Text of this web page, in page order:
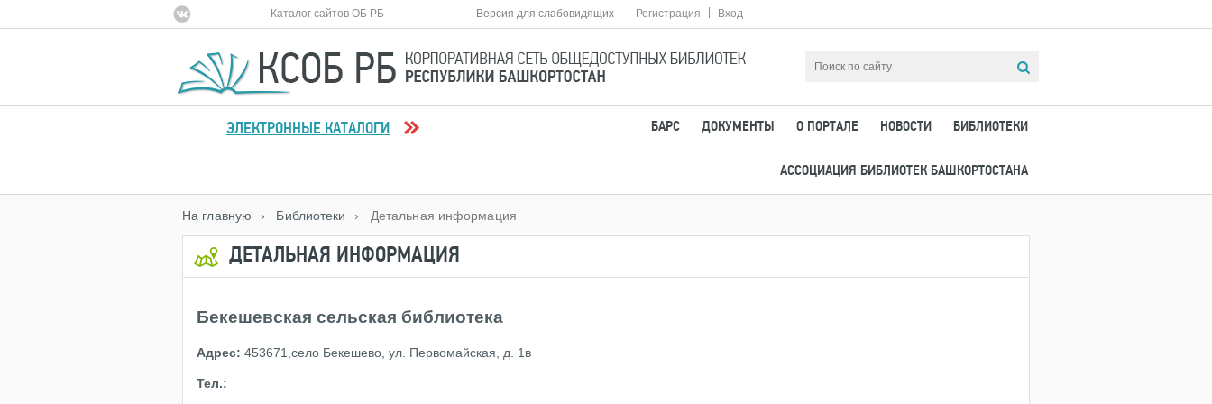
Каталог сайтов ОБ РБ Версия для слабовидящих Вход
Регистрация
ЭЛЕКТРОННЫЕ КАТАЛОГИ БИБЛИОТЕКИ
НОВОСТИ
О ПОРТАЛЕ
ДОКУМЕНТЫ
БАРС
АССОЦИАЦИЯ БИБЛИОТЕК БАШКОРТОСТАНА
На главную › Библиотеки › Детальная информация
ДЕТАЛЬНАЯ ИНФОРМАЦИЯ
Бекешевская сельская библиотека
Адрес: 453671,село Бекешево, ул. Первомайская, д. 1в
Тел.: